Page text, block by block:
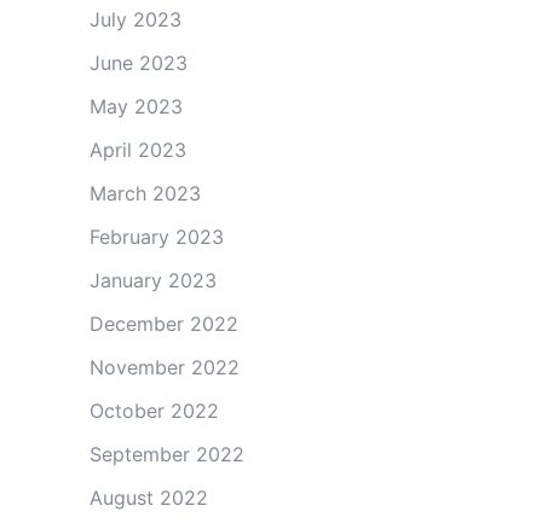
July 2023
June 2023
May 2023
April 2023
March 2023
February 2023
January 2023
December 2022
November 2022
October 2022
September 2022
August 2022